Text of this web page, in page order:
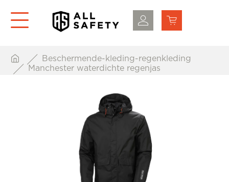
Beschermende-kleding-regenkleding
Manchester waterdichte regenjas